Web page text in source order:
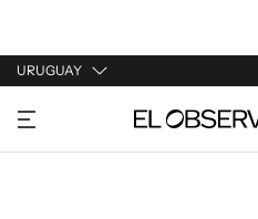
URUGUAY
URUGUAY
ARGENTINA